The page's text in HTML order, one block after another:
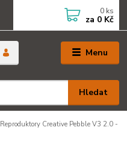
Menu
Hledat
0 ks
za 0 Kč
Reproduktory Creative Pebble V3 2.0 -